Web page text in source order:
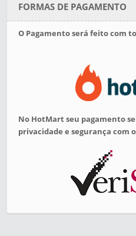
FORMAS DE PAGAMENTO
O Pagamento será feito com
No HotMart seu pagamento
privacidade e segurança com